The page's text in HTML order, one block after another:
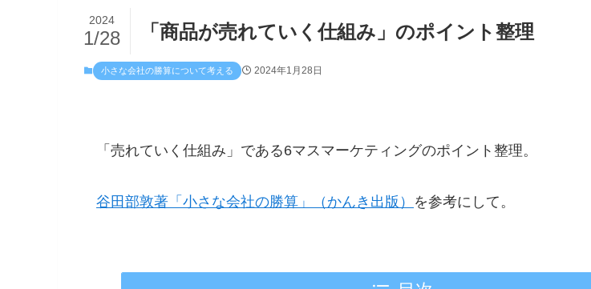
「商品が売れていく仕組み」のポイント整理
2024
1/28
小さな会社の勝算について考える 2024年1月28日
「売れていく仕組み」である6マスマーケティングのポイント整理。
谷田部敦著「小さな会社の勝算」（かんき出版） を参考にして。